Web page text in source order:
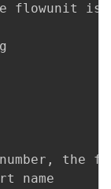
flowunit is
,
the
name